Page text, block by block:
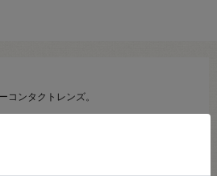
コンタクトレンズ。